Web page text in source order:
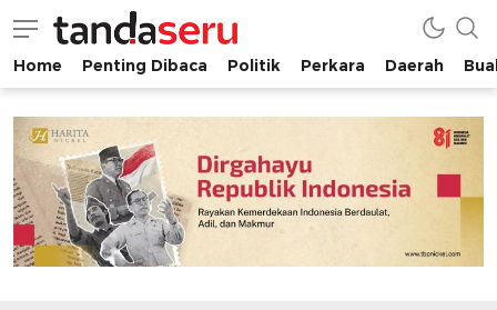
tandaseru.com | Penting Dibaca
tandaseru.com
Home Penting Dibaca Politik Perkara Daerah